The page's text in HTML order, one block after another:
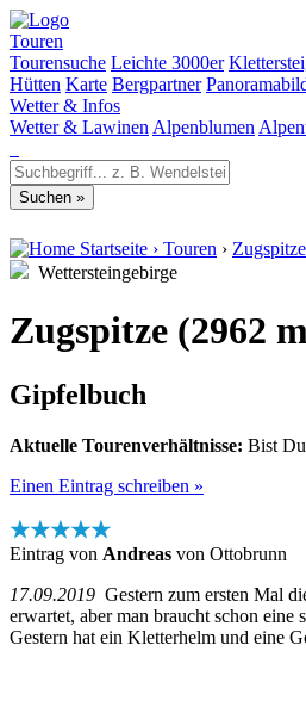
Touren
Tourensuche Leichte 3000er
Hütten Karte Bergpartner
Wetter & Infos
Wetter & Lawinen Alpenblumen
Startseite › Touren › Zugspitze
Wettersteingebirge
Zugspitze (2962
Gipfelbuch
Aktuelle Tourenverhältnisse: Bist
Einen Eintrag schreiben »
★★★★★
Eintrag von Andreas von Ottobrunn
17.09.2019 Gestern zum ersten Mal
erwartet, aber man braucht schon
Gestern hat ein Kletterhelm und eine